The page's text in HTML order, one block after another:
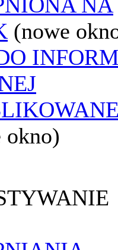
(nowe
okno)